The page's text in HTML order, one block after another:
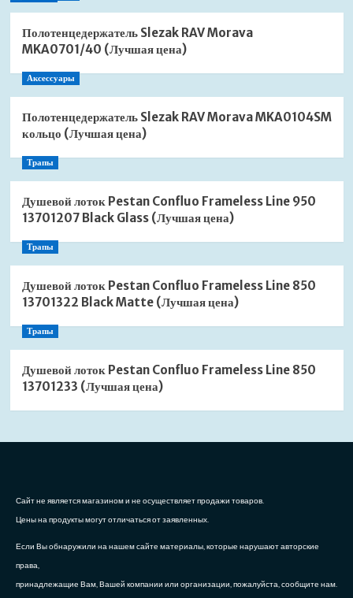
Полотенцедержатель Slezak RAV Morava
MKA0701/40 (Лучшая цена)
Аксессуары
Полотенцедержатель Slezak RAV Morava MKA0104SM
кольцо (Лучшая цена)
Трапы
Душевой лоток Pestan Confluo Frameless Line 950
13701207 Black Glass (Лучшая цена)
Трапы
Душевой лоток Pestan Confluo Frameless Line 850
13701322 Black Matte (Лучшая цена)
Трапы
Душевой лоток Pestan Confluo Frameless Line 850
13701233 (Лучшая цена)
Сайт не является магазином и не осуществляет продажи товаров.
Цены на продукты могут отличаться от заявленных.
Если Вы обнаружили на нашем сайте материалы, которые нарушают авторские
права,
принадлежащие Вам, Вашей компании или организации, пожалуйста, сообщите нам.